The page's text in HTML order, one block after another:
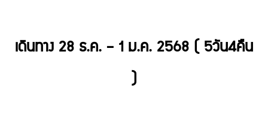
เดินทาง 28 ธ.ค. – 1 ม.ค. 2568 ( 5วัน4คืน
)